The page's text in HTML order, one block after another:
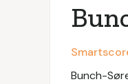
Bunch-